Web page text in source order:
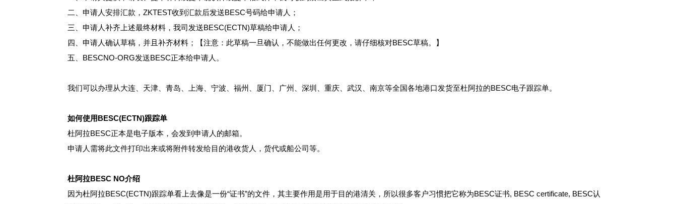
二、申请人安排汇款，ZKTEST收到汇款后发送BESC号码给申请人；
三、申请人补齐上述最终材料，我司发送BESC(ECTN)草稿给申请人；
四、申请人确认草稿，并且补齐材料；【注意：此草稿一旦确认，不能做出任何更改，请仔细核对BESC草稿。】
五、BESCNO-ORG发送BESC正本给申请人。
我们可以办理从大连、天津、青岛、上海、宁波、福州、厦门、广州、深圳、重庆、武汉、南京等全国各地港口发货至杜阿拉的BESC电子跟踪单。
如何使用BESC(ECTN)跟踪单
杜阿拉BESC正本是电子版本，会发到申请人的邮箱。
申请人需将此文件打印出来或将附件转发给目的港收货人，货代或船公司等。
杜阿拉BESC NO介绍
因为杜阿拉BESC(ECTN)跟踪单看上去像是一份“证书”的文件，其主要作用是用于目的港清关，所以很多客户习惯把它称为BESC证书, BESC certificate, BESC认